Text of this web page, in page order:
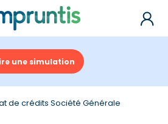
une simulation
de crédits Société Générale